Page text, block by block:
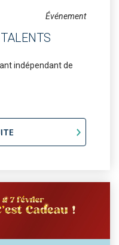
Événement
indépendant de